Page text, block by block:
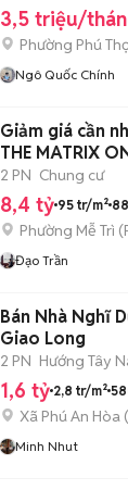
3,5 triệu/
Phường Phú
Ngô Quốc Chính
Giảm giá cần
THE MATRIX
2 PN Chung cư
8,4 tỷ 95 tr/m²
Phường Mễ Trì (
Đạo Trần
Bán Nhà Nghĩ
Giao Long
2 PN Hướng Tây
1,6 tỷ 2,8 tr/m²
Xã Phú An Hòa (
Minh Nhut